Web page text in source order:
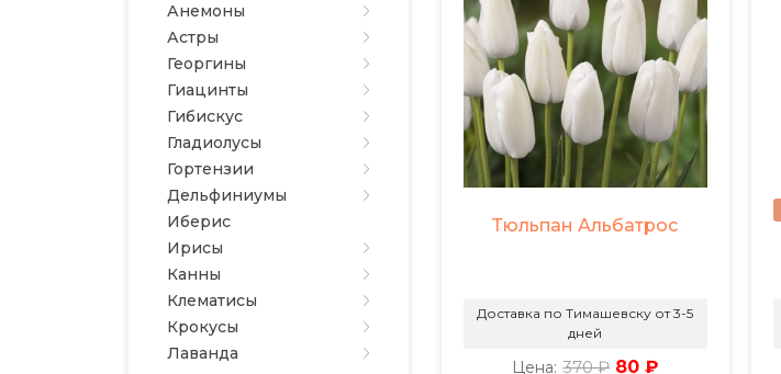
Анемоны
Астры
Георгины
Гиацинты
Гибискус
Гладиолусы
Гортензии
Дельфиниумы
Иберис
Ирисы
Канны
Клематисы
Крокусы
Лаванда
Тюльпан Альбатрос
Доставка по Тимашевску от 3-5
дней
Цена: 370 ₽ 80 ₽